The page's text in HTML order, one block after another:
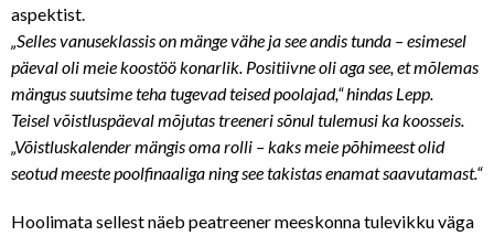
aspektist.
„Selles vanuseklassis on mänge vähe ja see andis tunda – esimesel
päeval oli meie koostöö konarlik. Positiivne oli aga see, et mõlemas
mängus suutsime teha tugevad teised poolajad,“ hindas Lepp.
Teisel võistluspäeval mõjutas treeneri sõnul tulemusi ka koosseis.
„Võistluskalender mängis oma rolli – kaks meie põhimeest olid
seotud meeste poolfinaaliga ning see takistas enamat saavutamast.“
Hoolimata sellest näeb peatreener meeskonna tulevikku väga